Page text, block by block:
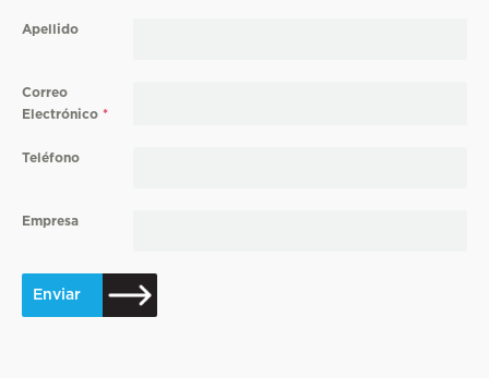
Apellido
Correo
Electrónico *
Teléfono
Empresa
Enviar